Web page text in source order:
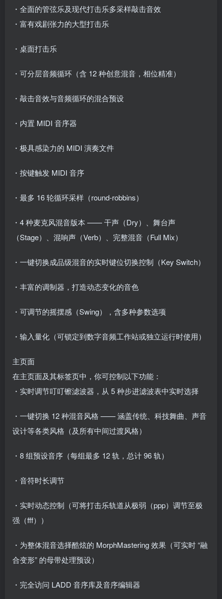
・全面的管弦乐及现代打击乐多采样敲击音效
・富有戏剧张力的大型打击乐
・桌面打击乐
・可分层音频循环（含 12 种创意混音，相位精准）
・敲击音效与音频循环的混合预设
・内置 MIDI 音序器
・极具感染力的 MIDI 演奏文件
・按键触发 MIDI 音序
・最多 16 轮循环采样（round-robbins）
・4 种麦克风混音版本 —— 干声（Dry）、舞台声
（Stage）、混响声（Verb）、完整混音（Full Mix）
・一键切换成品级混音的实时键位切换控制（Key Switch）
・丰富的调制器，打造动态变化的音色
・可调节的摇摆感（Swing），含多种参数选项
・输入量化（可锁定到数字音频工作站或独立运行时使用）
主页面
在主页面及其标签页中，你可控制以下功能：
・实时调节叮叮镲滤波器，从 5 种步进滤波表中实时选择
・一键切换 12 种混音风格 —— 涵盖传统、科技舞曲、声音
设计等各类风格（及所有中间过渡风格）
・8 组预设音序（每组最多 12 轨，总计 96 轨）
・音符时长调节
・实时动态控制（可将打击乐轨道从极弱（ppp）调节至极
强（fff））
・为整体混音选择酷炫的 MorphMastering 效果（可实时 “融
合变形” 的母带处理预设）
・完全访问 LADD 音序库及音序编辑器